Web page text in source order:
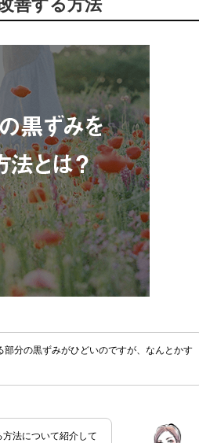
善する方法
部分の黒ずみがひどいのですが、なんとかす
法について紹介して